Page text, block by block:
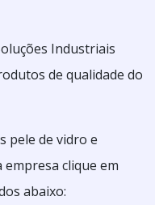
Industriais
de qualidade do
pele de vidro e
clique em
abaixo: